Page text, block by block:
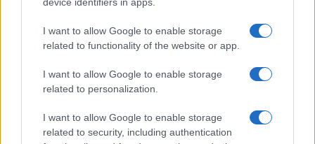
I want to allow Google to enable storage
related to functionality of the website or app.
I want to allow Google to enable storage
related to personalization.
I want to allow Google to enable storage
related to security, including authentication
Messico
Per il Messico, ha parlato laSenatrice messicana
Indira Kempische ha fornito informazioni sulla